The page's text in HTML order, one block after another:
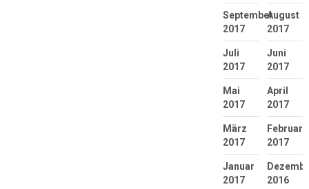
September
2017
August
2017
Juli
2017
Juni
2017
Mai
2017
April
2017
März
2017
Februar
2017
Januar
2017
2016